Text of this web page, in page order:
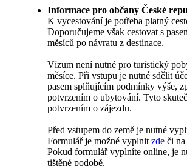
Informace pro občany České
K vycestování je potřeba platný
Doporučujeme však cestovat s
měsíců po návratu z destinace.
Vízum není nutné pro turistický
měsíce. Při vstupu je nutné sdělit
pasem splňujícím podmínky výše,
potvrzením o ubytování. Tyto
potvrzením o zájezdu.
Před vstupem do země je nutné
Formulář je možné vyplnit zde či
Pokud formulář vyplníte online, je
tištěné podobě.